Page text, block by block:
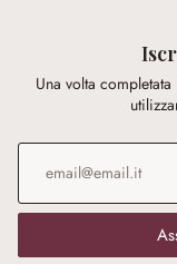
Una volta
Indirizzo e-mail